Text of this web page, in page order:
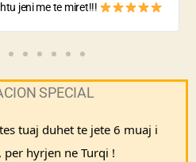
jeni me te miret!!!
SPECIAL
tuaj duhet te jete 6 muaj i
per hyrjen ne Turqi !